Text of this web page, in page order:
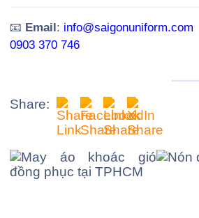
📧 Email: info@saigonuniform.com
0903 370 746
Share: